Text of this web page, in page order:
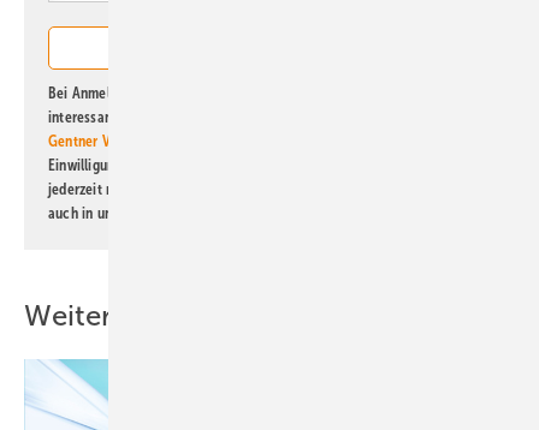
Bei Anmeldung zu diesem Newsletter bin ich damit einverstanden, über
interessante Verlags- und Online-Angebote
Gentner Verlag GmbH & Co. KG
Einwilligung kann ich jederzeit widerrufen und eine Abmeldung ist
jederzeit möglich. Informationen zum Umgang mit Daten finden Sie
auch in unserer
Weitere Inhalte